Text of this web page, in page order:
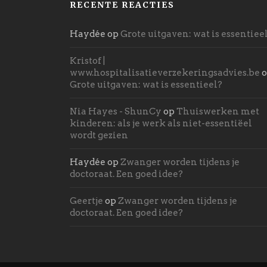
RECENTE REACTIES
Haydée op Grote uitgaven: wat is
Kristof |
www.hospitalisatieverzekeringsadvies.be
Grote uitgaven: wat is essentieel?
Nia Hayes - ShunCy op Thuiswerken met
kinderen: als je werk als niet-essentiëel
wordt gezien
Haydée op Zwanger worden tijdens je
doctoraat. Een goed idee?
Geertje op Zwanger worden tijdens je
doctoraat. Een goed idee?